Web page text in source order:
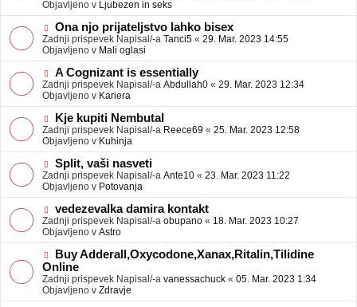
v
e
o
b
j
a
v
Objavljeno v Ljubezen in seks
N
o
v
e
o
b
j
a
v
e
Ona njo prijateljstvo lahko bisex
Zadnji prispevek Napisal/-a Tanci5 « 29. Mar. 2023 14:55
Objavljeno v Mali oglasi
N
o
v
e
o
b
j
a
v
e
A Cognizant is essentially
Zadnji prispevek Napisal/-a Abdullah0 « 29. Mar. 2023 12:34
Objavljeno v Kariera
N
o
v
e
o
b
j
a
v
e
Kje kupiti Nembutal
Zadnji prispevek Napisal/-a Reece69 « 25. Mar. 2023 12:58
Objavljeno v Kuhinja
N
o
v
e
o
b
j
a
v
e
Split, vaši nasveti
Zadnji prispevek Napisal/-a Ante10 « 23. Mar. 2023 11:22
Objavljeno v Potovanja
N
o
v
e
o
b
j
a
v
vedezevalka damira kontakt
Zadnji prispevek Napisal/-a obupano « 18. Mar. 2023 10:27
Objavljeno v Astro
N
o
v
e
o
Buy Adderall,Oxycodone,Xanax,Ritalin,Tilidine
Online
Zadnji prispevek Napisal/-a vanessachuck « 05. Mar. 2023 1:34
Objavljeno v Zdravje